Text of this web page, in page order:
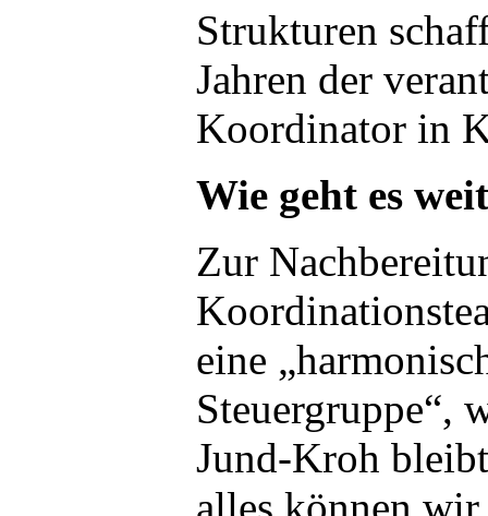
Strukturen
Jahren der
Koordinator in
Wie geht es
Zur
eine
Steuergruppe“,
Jund-Kroh